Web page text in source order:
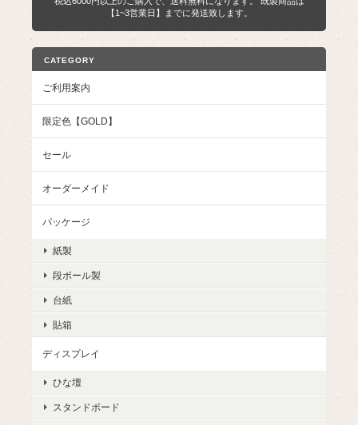
【1~3営業日】までに発送致します。
CATEGORY
ご利用案内
限定色【GOLD】
セール
オーダーメイド
パッケージ
紙製
段ボール製
台紙
貼箱
ディスプレイ
ひな壇
スタンドボード